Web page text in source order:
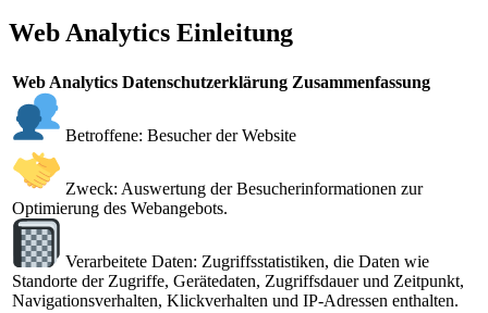
Web Analytics Einleitung
Web Analytics Datenschutzerklärung Zusammenfassung
Betroffene: Besucher der Website
Zweck: Auswertung der Besucherinformationen zur
Optimierung des Webangebots.
Verarbeitete Daten: Zugriffsstatistiken, die Daten wie
Standorte der Zugriffe, Gerätedaten, Zugriffsdauer und Zeitpunkt,
Navigationsverhalten, Klickverhalten und IP-Adressen enthalten.